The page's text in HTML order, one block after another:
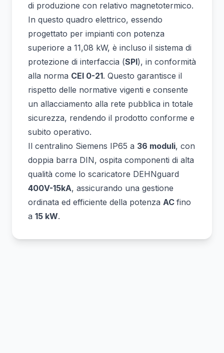
di produzione con relativo magnetotermico.
In questo quadro elettrico, essendo
progettato per impianti con potenza
superiore a 11,08 kW, è incluso il sistema di
protezione di interfaccia (SPI), in conformità
alla norma CEI 0-21. Questo garantisce il
rispetto delle normative vigenti e consente
un allacciamento alla rete pubblica in totale
sicurezza, rendendo il prodotto conforme e
subito operativo.
Il centralino Siemens IP65 a 36 moduli, con
doppia barra DIN, ospita componenti di alta
qualità come lo scaricatore DEHNguard
400V-15kA, assicurando una gestione
ordinata ed efficiente della potenza AC fino
a 15 kW.